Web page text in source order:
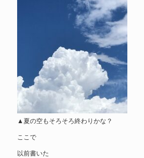
▲夏の空もそろそろ終わりかな？
ここで
以前書いた